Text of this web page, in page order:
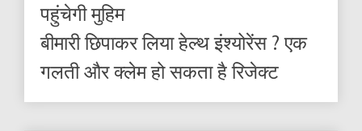
पहुंचेगी मुहिम
बीमारी छिपाकर लिया हेल्थ इंश्योरेंस ? एक
गलती और क्लेम हो सकता है रिजेक्ट